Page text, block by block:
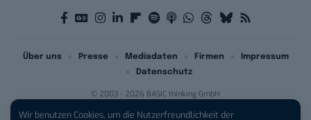
Wir benutzen Cookies, um die Nutzerfreundlichkeit der
© 2003 - 2026 BASIC thinking GmbH
Über uns Presse Mediadaten Firmen
Impressum
Datenschutz